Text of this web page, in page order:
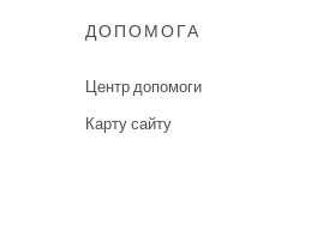
ДОПОМОГА
Центр допомоги
Карту сайту